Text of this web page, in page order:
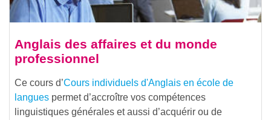
Anglais des affaires et du monde
professionnel
Ce cours d’Cours individuels d'Anglais en école de
langues permet d’accroître vos compétences
linguistiques générales et aussi d’acquérir ou de